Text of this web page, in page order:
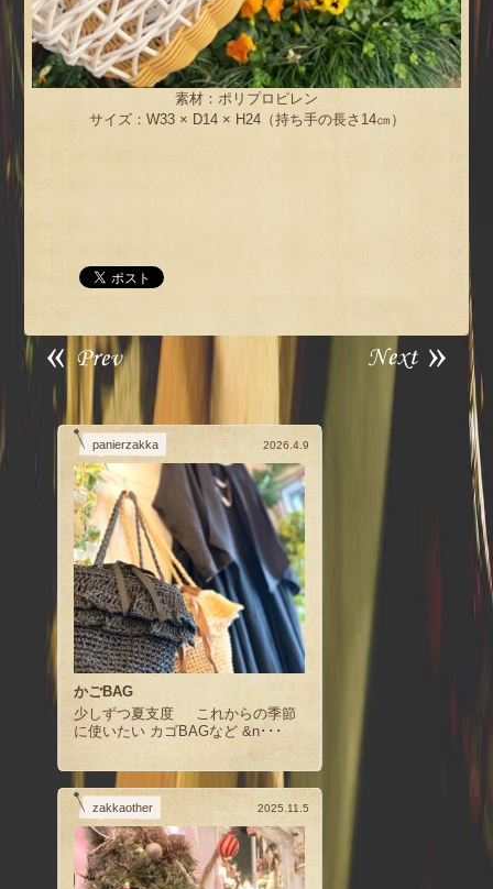
素材：ポリプロピレン
サイズ：W33 × D14 × H24（持ち手の長さ14㎝）
panierzakka 2026.4.9
かごBAG
少しずつ夏支度 これからの季節
に使いたい カゴBAGなど &n･･･
zakkaother 2025.11.5